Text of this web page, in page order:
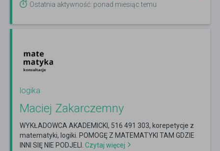
Ostatnia aktywność: ponad miesiąc temu
logika
Maciej Zakarczemny
WYKŁADOWCA AKADEMICKI, 516 491 303, korepetycje z
matematyki, logiki. POMOGĘ Z MATEMATYKI TAM GDZIE
INNI SIĘ NIE PODJELI. Czytaj więcej